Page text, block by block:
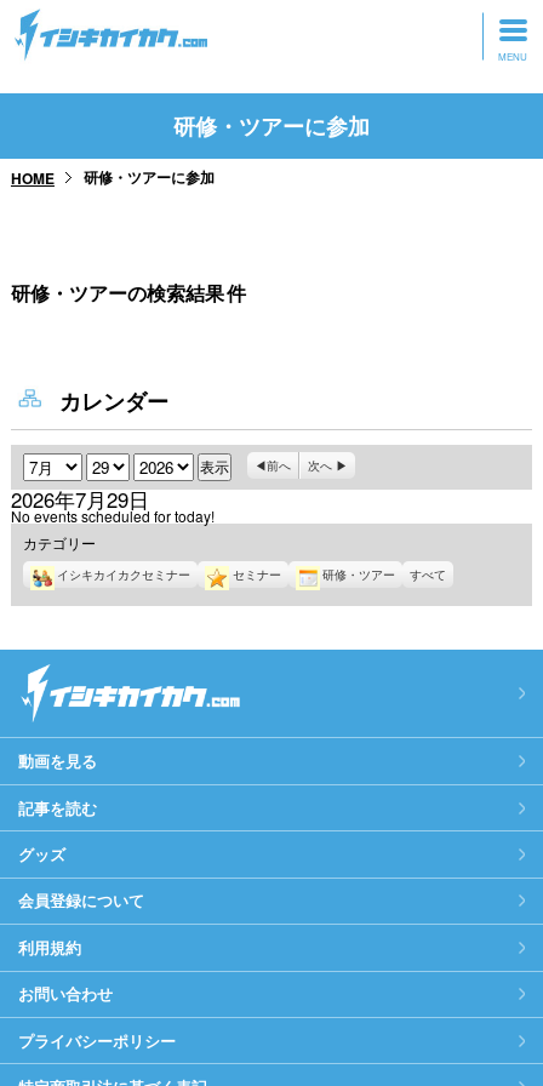
トップページ
研修・ツアーに参加
研修・ツアーに参加
HOME 研修・ツアーに参加
研修・ツアーの検索結果件
カレンダー
月 日 年 前へ 次へ
2026年7月29日
No events scheduled for today!
カテゴリー
イシキカイカクセミナー セミナー 研修・ツアー すべて
動画を見る
記事を読む
グッズ
会員登録について
利用規約
お問い合わせ
プライバシーポリシー